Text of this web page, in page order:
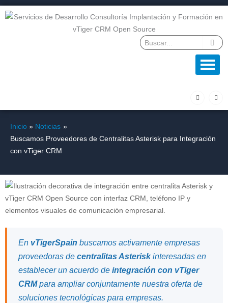
Ir
a
e
-
i
k
Inicio
Noticias
Buscamos Proveedores de Centralitas Asterisk para Integración
con vTiger CRM
En vTigerSpain buscamos activamente empresas
proveedoras de centralitas Asteriskinteresadas en
establecer un acuerdo de integración con vTiger
CRMpara ampliar conjuntamente nuestra oferta de
soluciones tecnológicas para empresas.